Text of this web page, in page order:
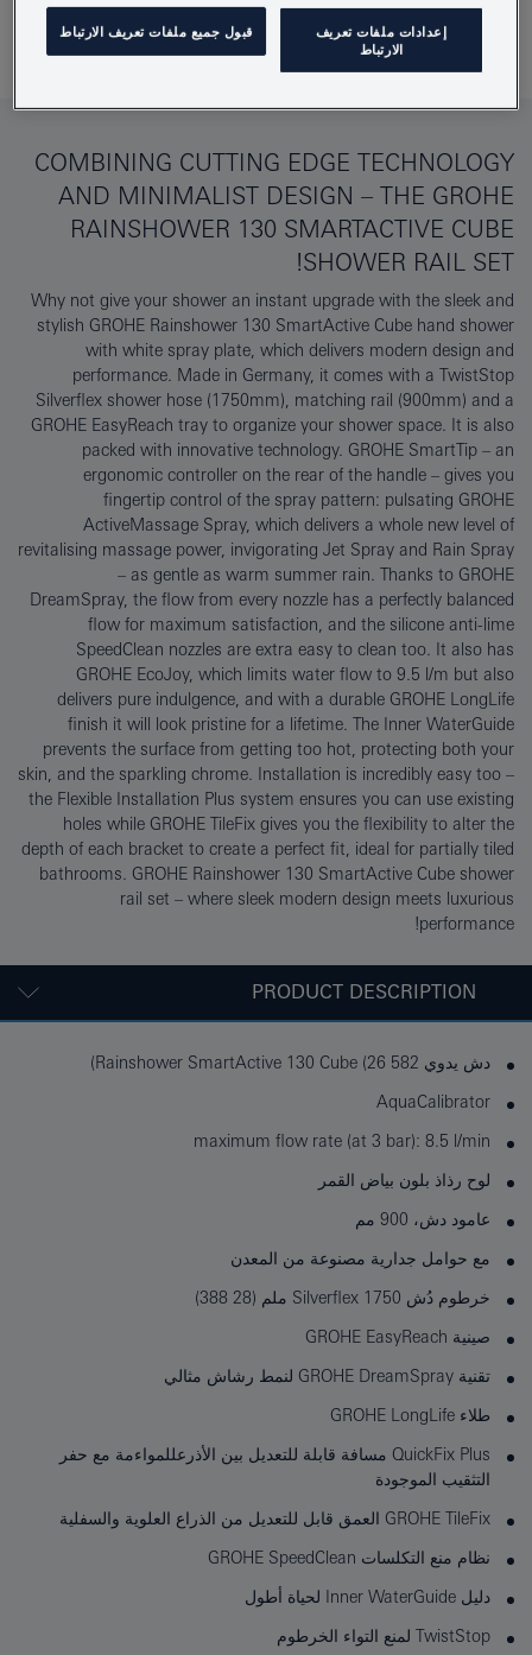
أَضِفْ إلى المُفكِّرةِ
COMBINING CUTTING EDGE TECHNOLOGY
AND MINIMALIST DESIGN – THE GROHE
RAINSHOWER 130 SMARTACTIVE CUBE
SHOWER RAIL SET!
Why not give your shower an instant upgrade with the sleek and
stylish GROHE Rainshower 130 SmartActive Cube hand shower
with white spray plate, which delivers modern design and
performance. Made in Germany, it comes with a TwistStop
Silverflex shower hose (1750mm), matching rail (900mm) and a
GROHE EasyReach tray to organize your shower space. It is also
packed with innovative technology. GROHE SmartTip – an
ergonomic controller on the rear of the handle – gives you
fingertip control of the spray pattern: pulsating GROHE
ActiveMassage Spray, which delivers a whole new level of
revitalising massage power, invigorating Jet Spray and Rain Spray
– as gentle as warm summer rain. Thanks to GROHE
DreamSpray, the flow from every nozzle has a perfectly balanced
flow for maximum satisfaction, and the silicone anti-lime
SpeedClean nozzles are extra easy to clean too. It also has
GROHE EcoJoy, which limits water flow to 9.5 l/m but also
delivers pure indulgence, and with a durable GROHE LongLife
finish it will look pristine for a lifetime. The Inner WaterGuide
prevents the surface from getting too hot, protecting both your
skin, and the sparkling chrome. Installation is incredibly easy too –
the Flexible Installation Plus system ensures you can use existing
holes while GROHE TileFix gives you the flexibility to alter the
depth of each bracket to create a perfect fit, ideal for partially tiled
bathrooms. GROHE Rainshower 130 SmartActive Cube shower
rail set – where sleek modern design meets luxurious
performance!
PRODUCT DESCRIPTION
دش يدوي Rainshower SmartActive 130 Cube (26 582)
AquaCalibrator
maximum flow rate (at 3 bar): 8.5 l/min
لوح رذاذ بلون بياض القمر
عامود دش، 900 مم
مع حوامل جدارية مصنوعة من المعدن
خرطوم دُش Silverflex 1750 ملم (28 388)
صينية GROHE EasyReach
تقنية GROHE DreamSpray لنمط رشاش مثالي
طلاء GROHE LongLife
QuickFix Plus مسافة قابلة للتعديل بين الأذرعللمواءمة مع حفر
التثقيب الموجودة
GROHE TileFix العمق قابل للتعديل من الذراع العلوية والسفلية
نظام منع التكلسات GROHE SpeedClean
دليل Inner WaterGuide لحياة أطول
TwistStop لمنع التواء الخرطوم
إعدادات ملفات تعريف
الارتباط
قبول جميع ملفات تعريف الارتباط